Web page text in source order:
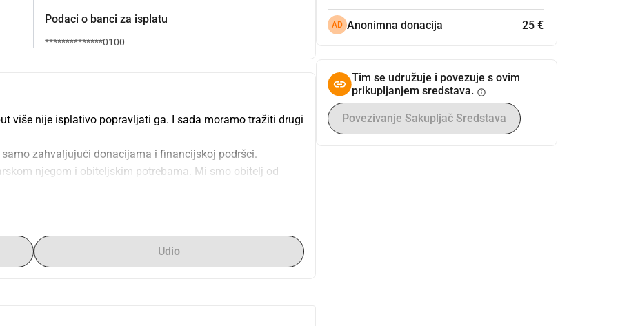
Podaci o banci za isplatu
**************0100
više nije isplativo popravljati ga. I sada moramo tražiti drugi
zahvaljujući donacijama i financijskoj podršci.
njegom i obiteljskim potrebama. Mi smo obitelj od
koji će nam služiti sljedećih godina? To bi bilo zaista
Udio
AD Anonimna donacija 25 €
Tim se udružuje i povezuje s ovim
prikupljanjem sredstava. info
Povezivanje Sakupljač Sredstava